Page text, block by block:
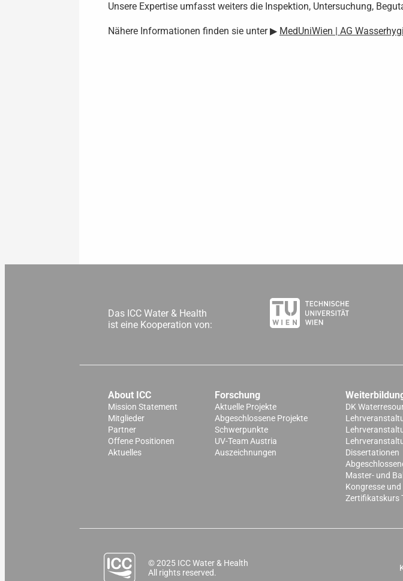
Unsere Expertise umfasst weiters die Inspektion, Untersuchung,
Nähere Informationen finden sie unter ▶ MedUniWien | AG
Das ICC Water & Health
ist eine Kooperation von:
About ICC
Mission Statement
Mitglieder
Partner
Offene Positionen
Aktuelles
Forschung
Aktuelle Projekte
Abgeschlossene Projekte
Schwerpunkte
UV-Team Austria
Auszeichnungen
DK
Dissertationen
Master- und
Kongresse
Zertifikatskurs
© 2025 ICC Water & Health
All rights reserved.